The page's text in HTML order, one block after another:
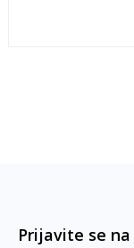
Prijavite se